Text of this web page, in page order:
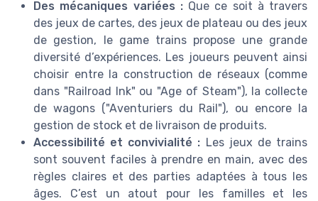
Des mécaniques variées :Que ce soit à travers
des jeux de cartes, des jeux de plateau ou des jeux
de gestion, le game trains propose une grande
diversité d’expériences. Les joueurs peuvent ainsi
choisir entre la construction de réseaux (comme
dans "Railroad Ink" ou "Age of Steam"), la collecte
de wagons ("Aventuriers du Rail"), ou encore la
gestion de stock et de livraison de produits.
Accessibilité et convivialité : Les jeux de trains
sont souvent faciles à prendre en main, avec des
règles claires et des parties adaptées à tous les
âges. C’est un atout pour les familles et les